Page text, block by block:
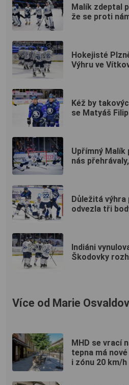
Malík zdeptal
že se proti
Hokejisté
Výhru ve
Kéž by
se Matyáš
Upřímný Malík
nás
Důležitá
odvezla tři
Indiáni
Škodovky
Více od Marie
MHD se vrací
tepna má
i zónu 20 km/h